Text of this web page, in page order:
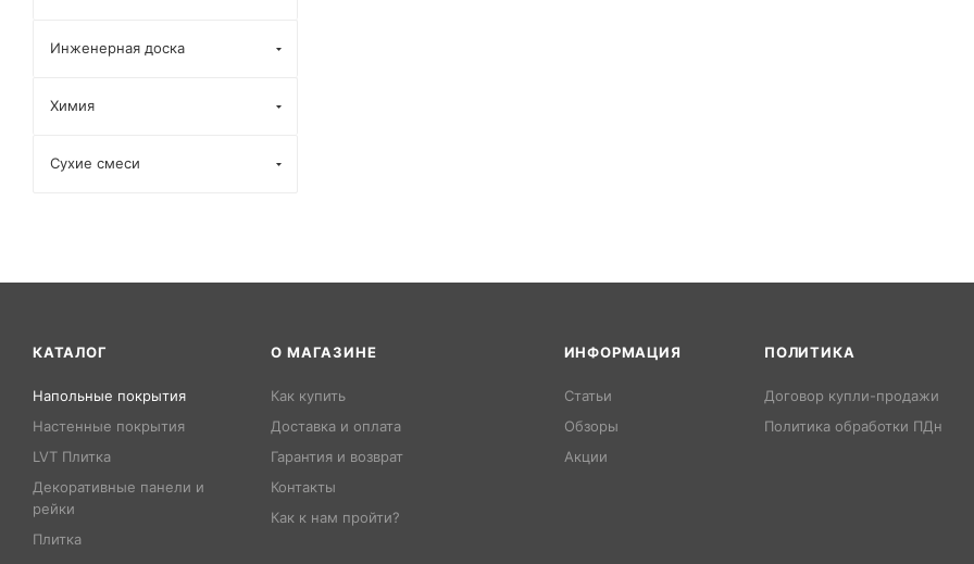
Инженерная доска
Химия
Сухие смеси
КАТАЛОГ
Напольные покрытия
Настенные покрытия
LVT Плитка
Декоративные панели и
рейки
Плитка
О МАГАЗИНЕ
Как купить
Доставка и оплата
Гарантия и возврат
Контакты
Как к нам пройти?
ИНФОРМАЦИЯ
Статьи
Обзоры
Акции
ПОЛИТИКА
Договор купли-продажи
Политика обработки ПДн